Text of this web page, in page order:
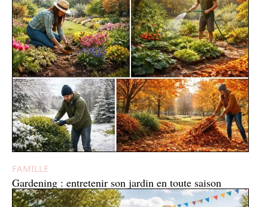
FAMILLE
Gardening : entretenir son jardin en toute saison